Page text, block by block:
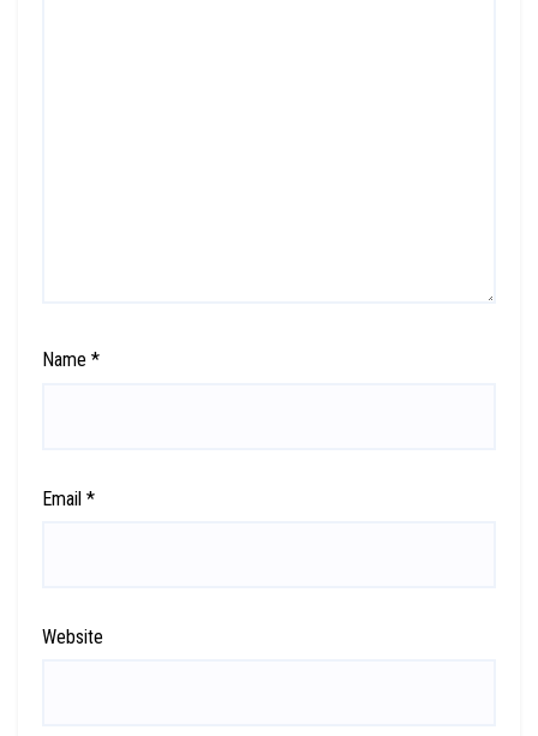
Name *
Email *
Website